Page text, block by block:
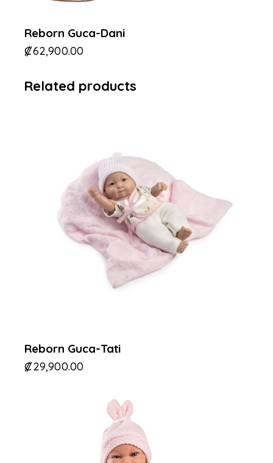
Reborn Guca-Dani
₡62,900.00
Related products
Reborn Guca-Tati
₡29,900.00